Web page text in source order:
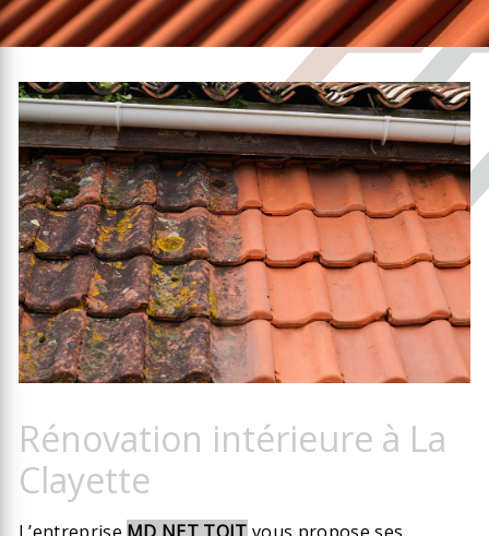
Rénovation intérieure à La
Clayette